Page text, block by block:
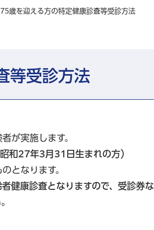
歳を迎える方の特定健康診査等受診方法
等受診方法
が実施します。
和27年3月31日生まれの方）
となります。
健康診査となりますので、受診券な